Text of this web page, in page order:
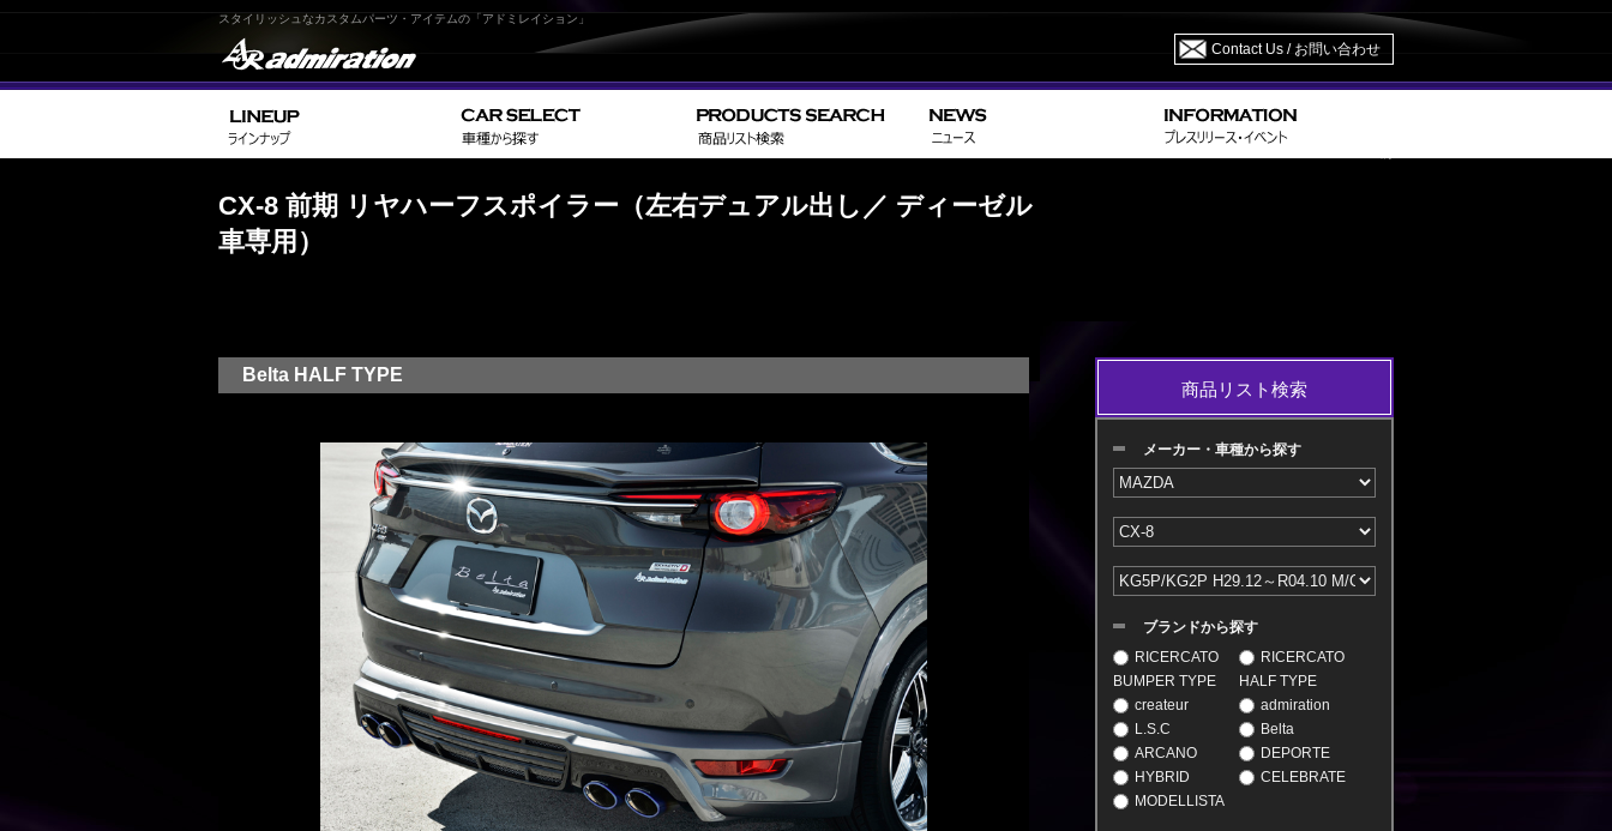
スタイリッシュなカスタムパーツ・アイテムの「アドミレイション」
Contact Us / お問い合わせ
CX-8 前期 リヤハーフスポイラー（左右デュアル出し／ ディーゼル
車専用）
Belta HALF TYPE
商品リスト検索
メーカー・車種から探す
ブランドから探す
RICERCATO
BUMPER TYPE
RICERCATO
HALF TYPE
createur
admiration
L.S.C
Belta
ARCANO
DEPORTE
HYBRID
CELEBRATE
MODELLISTA